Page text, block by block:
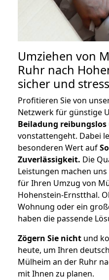
Umziehen von
Ruhr nach
sicher und
Profitieren Sie von
Netzwerk für günstige
Beiladung
vonstattengeht. Dabei
besonderen Wert auf
Zuverlässigkeit. Die
Leistungen machen
für Ihren Umzug von
Hohenstein-Ernstthal.
Wohnung oder ein
haben die passende
Zögern Sie nicht und
heute, um Ihren
Mülheim an der Ruhr
mit Ihnen zu planen.